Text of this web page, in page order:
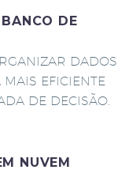
DE
DADOS
EFICIENTE
DE DECISÃO.
NUVEM